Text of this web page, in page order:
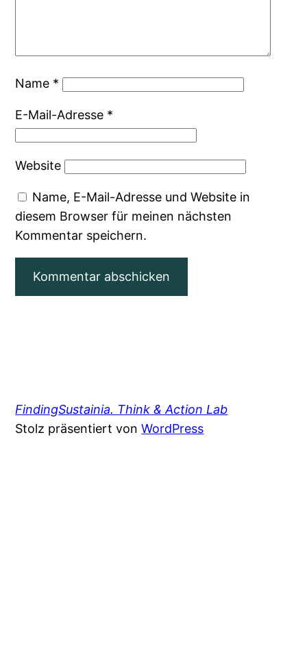
Name *
E-Mail-Adresse *
Website
Name, E-Mail-Adresse und Website in
diesem Browser für meinen nächsten
Kommentar speichern.
FindingSustainia. Think & Action Lab
Stolz präsentiert vonWordPress